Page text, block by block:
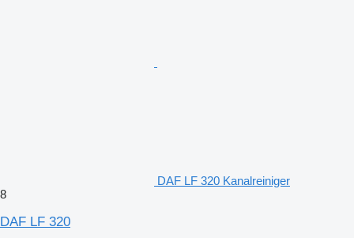
DAF LF 320 Kanalreiniger
8
DAF LF 320